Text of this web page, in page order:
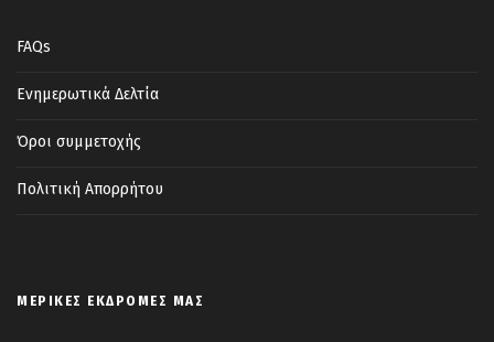
FAQs
Ενημερωτικά Δελτία
Όροι συμμετοχής
Πολιτική Απορρήτου
ΜΕΡΙΚΈΣ ΕΚΔΡΟΜΈΣ ΜΑΣ